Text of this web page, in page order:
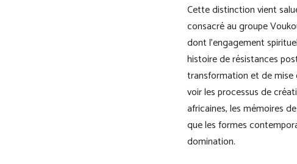
Cette distinction vient
consacré au groupe
dont l’engagement
histoire de résistances
transformation et de mise
voir les processus de
africaines, les mémoires
que les formes
domination.